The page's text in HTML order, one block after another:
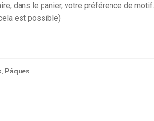
dans le panier, votre préférence de motif.
est possible)
, Pâques